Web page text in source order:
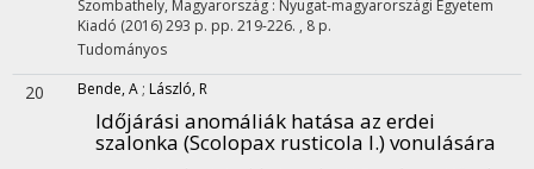
Szombathely, Magyarország : Nyugat-magyarországi Egyetem
Kiadó (2016)293 p. pp. 219-226. , 8 p.
Tudományos
20 Bende, A ; László, R
Időjárási anomáliák hatása az erdei
szalonka (Scolopax rusticola l.) vonulására